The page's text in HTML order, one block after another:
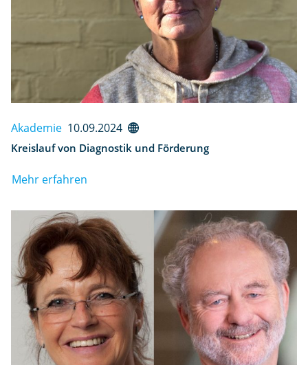
Akademie 10.09.2024
Kreislauf von Diagnostik und Förderung
Mehr erfahren